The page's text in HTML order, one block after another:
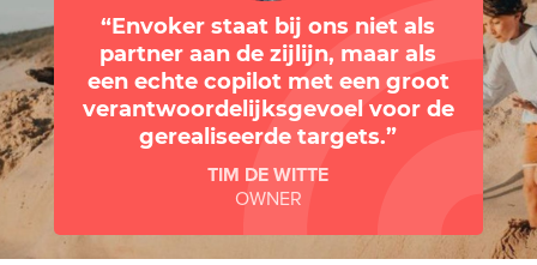
Envoker staat bij ons niet als
partner aan de zijlijn, maar als
een echte copilot met een groot
verantwoordelijksgevoel voor de
gerealiseerde targets.
TIM DE WITTE
OWNER